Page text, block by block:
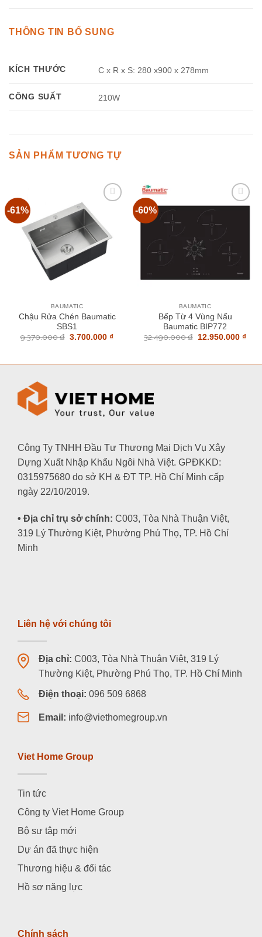
THÔNG TIN BỔ SUNG
KÍCH THƯỚC C x R x S: 280 x900 x 278mm
CÔNG SUẤT 210W
SẢN PHẨM TƯƠNG TỰ
-61%
wishlist
BAUMATIC
Chậu Rửa Chén Baumatic
SBS1
9.370.000₫ Giá
3.700.000 ₫Giá
3.700.000 ₫.
-60%
BAUMATIC
Bếp Từ 4 Vùng Nấu
Baumatic BIP772
32.490.000₫
Giá
12.950.000 ₫Giá
Công Ty TNHH Đầu Tư Thương Mại Dịch Vụ Xây
Dựng Xuất Nhập Khẩu Ngôi Nhà Việt. GPĐKKD:
0315975680 do sở KH & ĐT TP. Hồ Chí Minh cấp
ngày 22/10/2019.
• Địa chỉ trụ sở chính: C003, Tòa Nhà Thuận Việt,
319 Lý Thường Kiệt, Phường Phú Thọ, TP. Hồ Chí
Minh
Liên hệ với chúng tôi
Địa chỉ: C003, Tòa Nhà Thuận Việt, 319 Lý
Thường Kiệt, Phường Phú Thọ, TP. Hồ Chí Minh
Điện thoại: 096 509 6868
Email: info@viethomegroup.vn
Viet Home Group
Tin tức
Công ty Viet Home Group
Bộ sư tập mới
Dự án đã thực hiện
Thương hiệu & đối tác
Hồ sơ năng lực
Chính sách